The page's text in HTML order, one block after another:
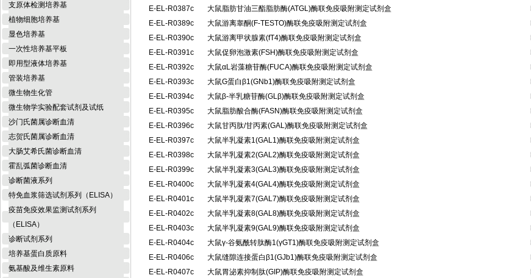
支原体检测培养基
植物细胞培养基
显色培养基
一次性培养基平板
即用型液体培养基
管装培养基
微生物生化管
微生物学实验配套试剂及试纸
沙门氏菌属诊断血清
志贺氏菌属诊断血清
大肠艾希氏菌诊断血清
霍乱弧菌诊断血清
诊断菌液系列
特免血浆筛选试剂系列（ELISA）
疫苗免疫效果监测试剂系列
（ELISA）
诊断试剂系列
培养基蛋白质原料
氨基酸及维生素原料
E-EL-R0387c
大鼠脂肪甘油三酯脂肪酶(ATGL)酶联免疫吸附测定试剂盒
E-EL-R0389c
大鼠游离睾酮(F-TESTO)酶联免疫吸附测定试剂盒
E-EL-R0390c
大鼠游离甲状腺素(fT4)酶联免疫吸附测定试剂盒
E-EL-R0391c
大鼠促卵泡激素(FSH)酶联免疫吸附测定试剂盒
E-EL-R0392c
大鼠αL岩藻糖苷酶(FUCA)酶联免疫吸附测定试剂盒
E-EL-R0393c
大鼠G蛋白β1(GNb1)酶联免疫吸附测定试剂盒
E-EL-R0394c
大鼠β-半乳糖苷酶(GLβ)酶联免疫吸附测定试剂盒
E-EL-R0395c
大鼠脂肪酸合酶(FASN)酶联免疫吸附测定试剂盒
E-EL-R0396c
大鼠甘丙肽/甘丙素(GAL)酶联免疫吸附测定试剂盒
E-EL-R0397c
大鼠半乳凝素1(GAL1)酶联免疫吸附测定试剂盒
E-EL-R0398c
大鼠半乳凝素2(GAL2)酶联免疫吸附测定试剂盒
E-EL-R0399c
大鼠半乳凝素3(GAL3)酶联免疫吸附测定试剂盒
E-EL-R0400c
大鼠半乳凝素4(GAL4)酶联免疫吸附测定试剂盒
E-EL-R0401c
大鼠半乳凝素7(GAL7)酶联免疫吸附测定试剂盒
E-EL-R0402c
大鼠半乳凝素8(GAL8)酶联免疫吸附测定试剂盒
E-EL-R0403c
大鼠半乳凝素9(GAL9)酶联免疫吸附测定试剂盒
E-EL-R0404c
大鼠γ-谷氨酰转肽酶1(γGT1)酶联免疫吸附测定试剂盒
E-EL-R0406c
大鼠缝隙连接蛋白β1(GJb1)酶联免疫吸附测定试剂盒
E-EL-R0407c
大鼠胃泌素抑制肽(GIP)酶联免疫吸附测定试剂盒